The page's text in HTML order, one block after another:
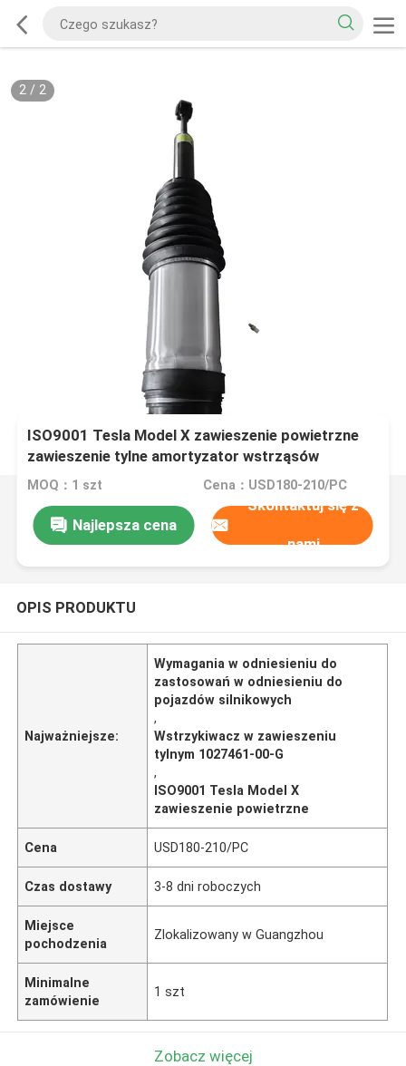
2/ 2
ISO9001 Tesla Model X zawieszenie powietrzne
zawieszenie tylne amortyzator wstrząsów
1027461-00-G
MOQ：1 szt Cena：USD180-210/PC
Najlepsza cena
Skontaktuj się z
nami
OPIS PRODUKTU
Najważniejsze:
Wymagania w odniesieniu do
zastosowań w odniesieniu do
pojazdów silnikowych
,
Wstrzykiwacz w zawieszeniu
tylnym 1027461-00-G
,
ISO9001 Tesla Model X
zawieszenie powietrzne
Cena USD180-210/PC
Czas dostawy 3-8 dni roboczych
Miejsce
pochodzenia
Zlokalizowany w Guangzhou
Minimalne
zamówienie
1 szt
Zobacz więcej